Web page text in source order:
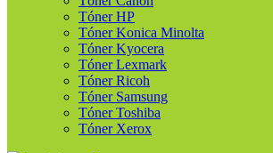
Tóner HP
Tóner Konica Minolta
Tóner Kyocera
Tóner Lexmark
Tóner Ricoh
Tóner Samsung
Tóner Toshiba
Tóner Xerox